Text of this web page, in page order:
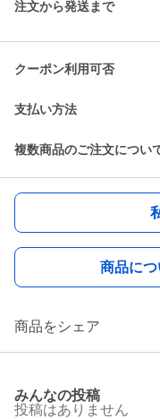
注文から発送まで
クーポン利用可否
支払い方法
複数商品のご注文につい
商品に
商品をシェア
みんなの投稿
投稿はありません